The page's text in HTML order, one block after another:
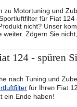
zu Motortuning und
für Fiat 124
nicht? Unser
weiter. Zögern Sie
124 - spüren
nach Tuning und
für Ihren Fiat
ein Ende haben!